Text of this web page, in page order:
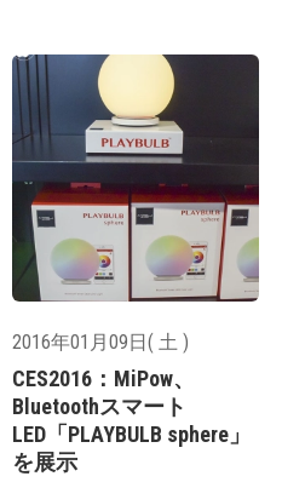
2016年01月09日( 土 )
CES2016：MiPow、
Bluetoothスマート
LED「PLAYBULB sphere」
を展示